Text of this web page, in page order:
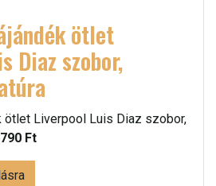
ötlet
Diaz szobor,
ötlet Liverpool Luis Diaz szobor,
Ft